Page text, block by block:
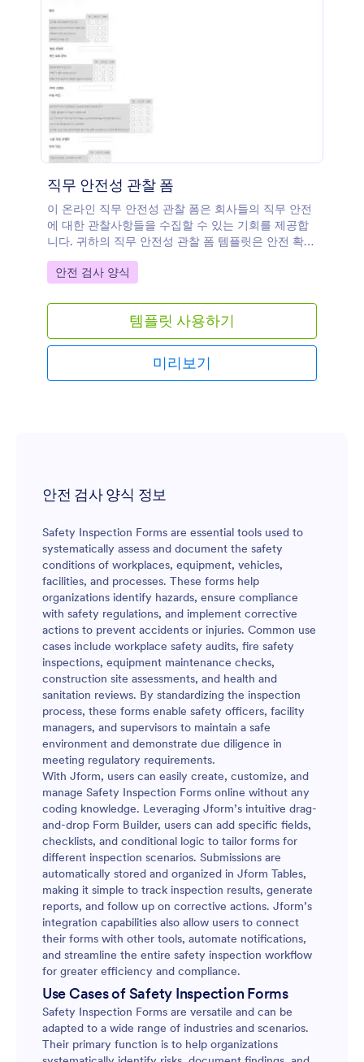
직무 안전성 관찰 폼
이 온라인 직무 안전성 관찰 폼은 회사들의 직무 안전
에 대한 관찰사항들을 수집할 수 있는 기회를 제공합
니다. 귀하의 직무 안전성 관찰 폼 템플릿은 안전 확
인, 업무 관찰 및 다른 관련 의료 안전 규정에 대한 다
양한 필드들을 포함할 수 있습니다. 관찰자는 모든 영
있습니다. 이것은 폼 소유주의 필요에 따라 수정될 수
Go to Category:
안전 검사 양식
템플릿 사용하기
미리보기
안전 검사 양식 정보
Safety Inspection Forms are essential tools used to
systematically assess and document the safety
conditions of workplaces, equipment, vehicles,
facilities, and processes. These forms help
organizations identify hazards, ensure compliance
with safety regulations, and implement corrective
actions to prevent accidents or injuries. Common use
cases include workplace safety audits, fire safety
inspections, equipment maintenance checks,
construction site assessments, and health and
sanitation reviews. By standardizing the inspection
process, these forms enable safety officers, facility
managers, and supervisors to maintain a safe
environment and demonstrate due diligence in
meeting regulatory requirements.
With Jform, users can easily create, customize, and
manage Safety Inspection Forms online without any
coding knowledge. Leveraging Jform’s intuitive drag-
and-drop Form Builder, users can add specific fields,
checklists, and conditional logic to tailor forms for
different inspection scenarios. Submissions are
automatically stored and organized in Jform Tables,
making it simple to track inspection results, generate
reports, and follow up on corrective actions. Jform’s
integration capabilities also allow users to connect
their forms with other tools, automate notifications,
and streamline the entire safety inspection workflow
for greater efficiency and compliance.
Use Cases of Safety Inspection Forms
Safety Inspection Forms are versatile and can be
adapted to a wide range of industries and scenarios.
Their primary function is to help organizations